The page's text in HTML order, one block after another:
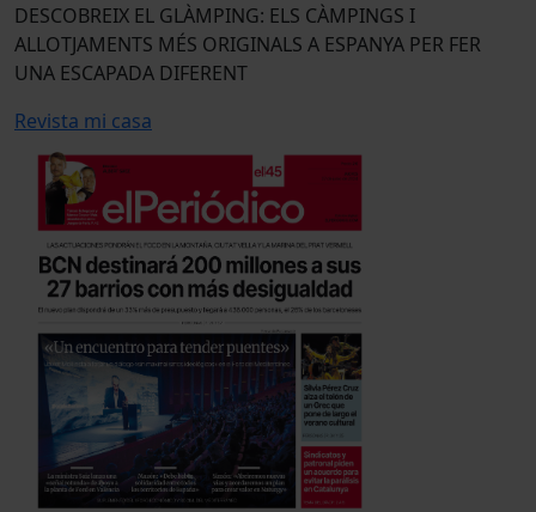
DESCOBREIX EL GLÀMPING: ELS CÀMPINGS I
ALLOTJAMENTS MÉS ORIGINALS A ESPANYA PER FER
UNA ESCAPADA DIFERENT
Revista mi casa